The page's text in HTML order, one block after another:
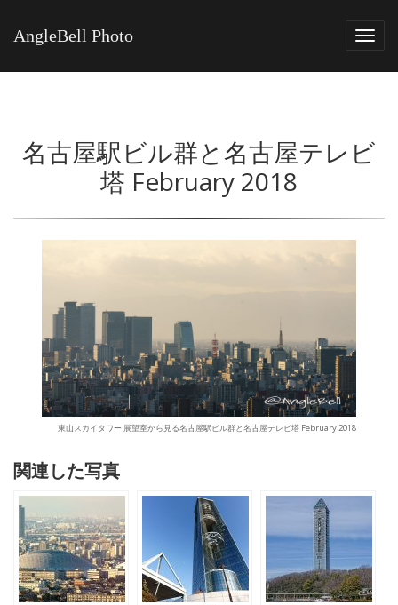
AngleBell Photo
名古屋駅ビル群と名古屋テレビ
塔 February 2018
東山スカイタワー 展望室から見る名古屋駅ビル群と名古屋テレビ塔 February 2018
関連した写真